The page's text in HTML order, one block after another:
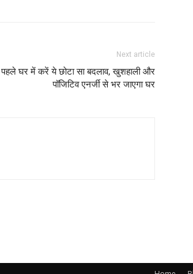
Next article
घर में करें ये छोटा सा बदलाव, खुशहाली और
पॉजिटिव एनर्जी से भर जाएगा घर